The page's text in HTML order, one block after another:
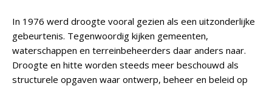
In 1976 werd droogte vooral gezien als een uitzonderlijke
gebeurtenis. Tegenwoordig kijken gemeenten,
waterschappen en terreinbeheerders daar anders naar.
Droogte en hitte worden steeds meer beschouwd als
structurele opgaven waar ontwerp, beheer en beleid op